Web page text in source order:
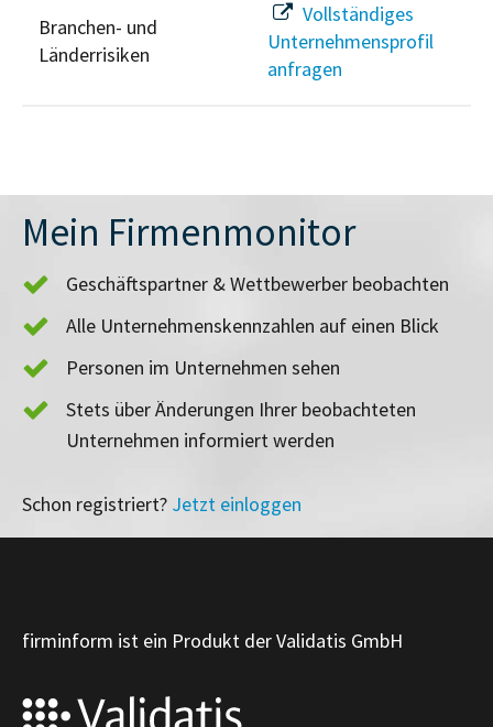
Branchen- und
Länderrisiken
Vollständiges
Unternehmensprofil
anfragen
Mein Firmenmonitor
Geschäftspartner & Wettbewerber beobachten
Alle Unternehmenskennzahlen auf einen Blick
Personen im Unternehmen sehen
Stets über Änderungen Ihrer beobachteten
Unternehmen informiert werden
Schon registriert? Jetzt einloggen
firminform ist ein Produkt der Validatis GmbH